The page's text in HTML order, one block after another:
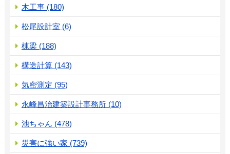
木工事 (180)
松尾設計室 (6)
棟梁 (188)
構造計算 (143)
気密測定 (95)
永峰昌治建築設計事務所 (10)
池ちゃん (478)
災害に強い家 (739)